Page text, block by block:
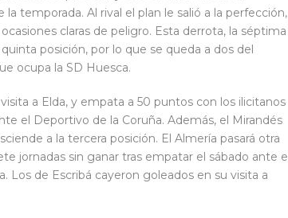
temporada. Al rival el plan le salió a la perfección,
claras de peligro. Esta derrota, la séptima
posición, por lo que se queda a dos del
ocupa la SD Huesca.
a Elda, y empata a 50 puntos con los ilicitanos
el Deportivo de la Coruña. Además, el Mirandés
a la tercera posición. El Almería pasará otra
jornadas sin ganar tras empatar el sábado ante el
Los de Escribá cayeron goleados en su visita a